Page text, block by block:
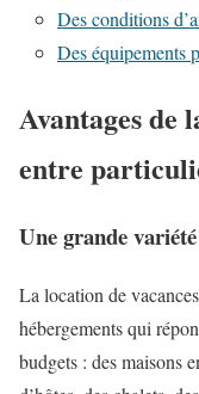
Des conditions
Des équipements
Avantages de
entre
Une grande
La location de
hébergements qui
budgets : des maisons